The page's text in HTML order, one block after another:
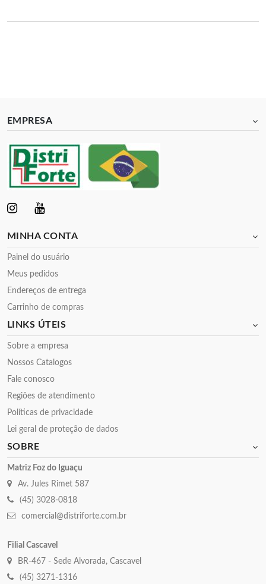
EMPRESA
MINHA CONTA
Painel do usuário
Meus pedidos
Endereços de entrega
Carrinho de compras
LINKS ÚTEIS
Sobre a empresa
Nossos Catalogos
Fale conosco
Regiões de atendimento
Políticas de privacidade
Lei geral de proteção de dados
SOBRE
Matriz Foz do Iguaçu
Av. Jules Rimet 587
(45) 3028-0818
comercial@distriforte.com.br
Filial Cascavel
BR-467 - Sede Alvorada, Cascavel
(45) 3271-1316